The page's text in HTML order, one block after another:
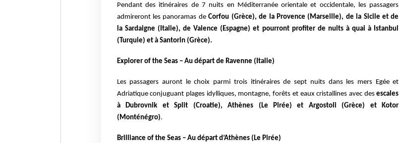
Pendant des itinéraires de 7 nuits en Méditerranée orientale et occidentale, les passagers
admirerontles panoramas deCorfou (Grèce), de la Provence (Marseille), de la Sicile et de
la Sardaigne (Italie), de Valence (Espagne) et pourront profiter de nuits à quai à Istanbul
(Turquie) et à Santorin (Grèce).
Explorer of the Seas – Au départ de Ravenne (Italie)
Les passagers auront le choix parmi trois itinéraires de sept nuits dans les mers Egée et
Adriatiqueconjuguant plages idylliques, montagne, forêts et eaux cristallines avec desescales
à Dubrovnik et Split (Croatie), Athènes (Le Pirée) et Argostoli (Grèce) et Kotor
(Monténégro).
Brilliance of the Seas – Au départ d’Athènes (Le Pirée)